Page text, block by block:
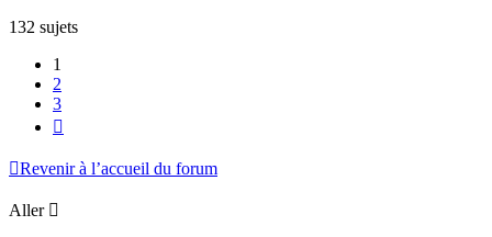
132 sujets
1
2
3
Revenir à l’accueil du forum
Aller